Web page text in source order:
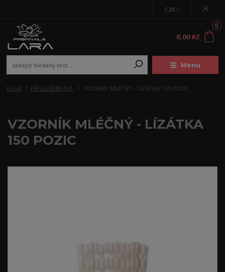
Menu
CZK
0
0,00 Kč
Úvod PŘÍSLUŠENSTVÍ VZORNÍK MLÉČNÝ - LÍZÁTKA 150 POZIC
VZORNÍK MLÉČNÝ - LÍZÁTKA
150 POZIC